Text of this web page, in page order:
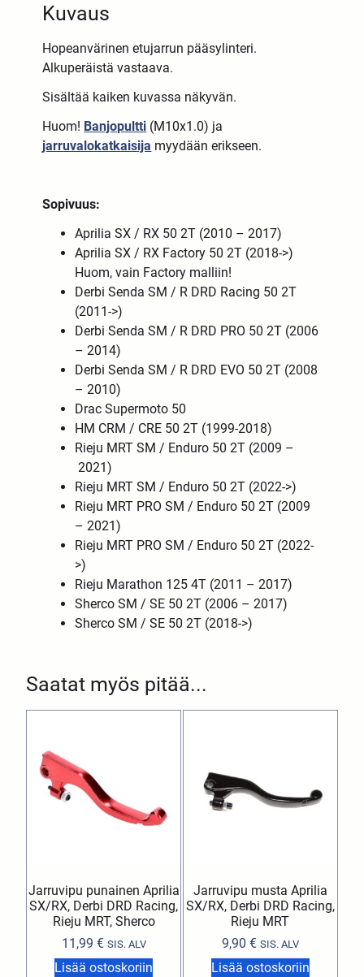
Saatat myös pitää...
Jarruvipu punainen Aprilia
SX/RX, Derbi DRD Racing,
Rieju MRT, Sherco
11,99 € SIS. ALV
Lisää ostoskoriin
Jarruvipu musta Aprilia
SX/RX, Derbi DRD Racing,
Rieju MRT
9,90 € SIS. ALV
Lisää ostoskoriin
Kuvaus
Hopeanvärinen etujarrun pääsylinteri.
Alkuperäistä vastaava.
Sisältää kaiken kuvassa näkyvän.
Huom! Banjopultti (M10x1.0) ja
jarruvalokatkaisija myydään erikseen.
Sopivuus:
Aprilia SX / RX 50 2T (2010 – 2017)
Aprilia SX / RX Factory 50 2T (2018->)
Huom, vain Factory malliin!
Derbi Senda SM / R DRD Racing 50 2T
(2011->)
Derbi Senda SM / R DRD PRO 50 2T (2006
– 2014)
Derbi Senda SM / R DRD EVO 50 2T (2008
– 2010)
Drac Supermoto 50
HM CRM / CRE 50 2T (1999-2018)
Rieju MRT SM / Enduro 50 2T (2009 –
2021)
Rieju MRT SM / Enduro 50 2T (2022->)
Rieju MRT PRO SM / Enduro 50 2T (2009
– 2021)
Rieju MRT PRO SM / Enduro 50 2T (2022-
>)
Rieju Marathon 125 4T (2011 – 2017)
Sherco SM / SE 50 2T (2006 – 2017)
Sherco SM / SE 50 2T (2018->)